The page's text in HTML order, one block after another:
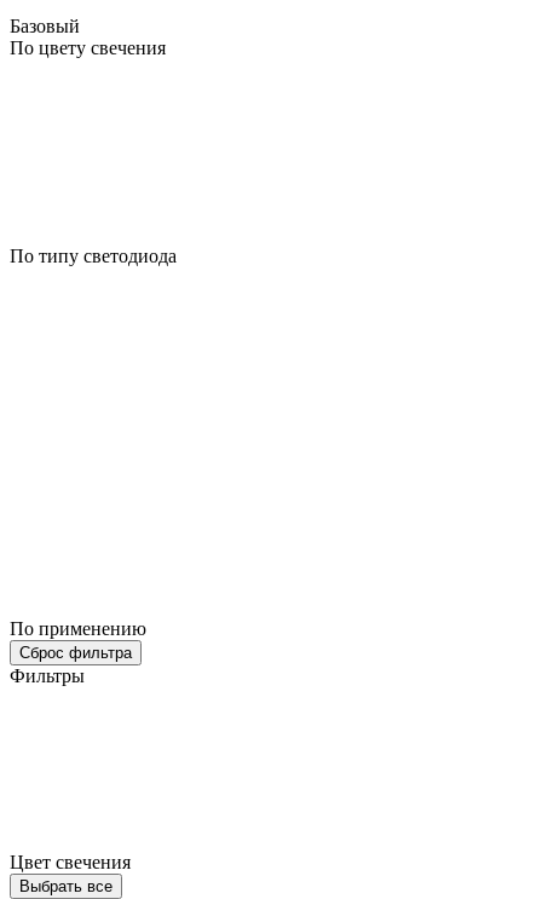
Базовый
По цвету свечения
По типу светодиода
По применению
Сброс фильтра
Фильтры
Цвет свечения
Выбрать все